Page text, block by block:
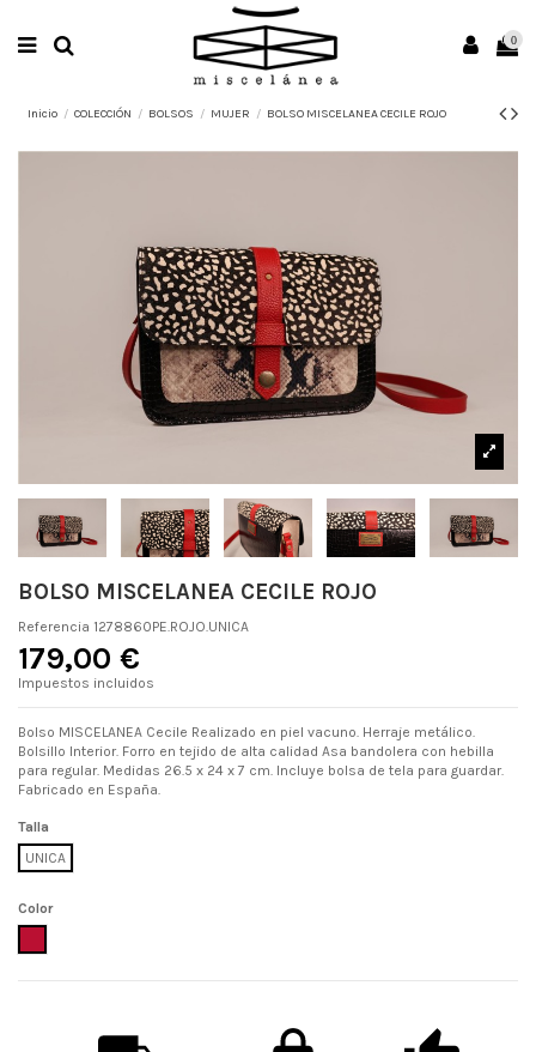
0
Inicio COLECCIÓN BOLSOS MUJER BOLSO MISCELANEA CECILE ROJO
BOLSO MISCELANEA CECILE ROJO
Referencia 1278860PE.ROJO.UNICA
179,00 €
Impuestos incluidos
Bolso MISCELANEA Cecile Realizado en piel vacuno. Herraje metálico.
Bolsillo Interior. Forro en tejido de alta calidad Asa bandolera con hebilla
para regular. Medidas 26.5 x 24 x 7 cm. Incluye bolsa de tela para guardar.
Fabricado en España.
Talla
UNICA
Color